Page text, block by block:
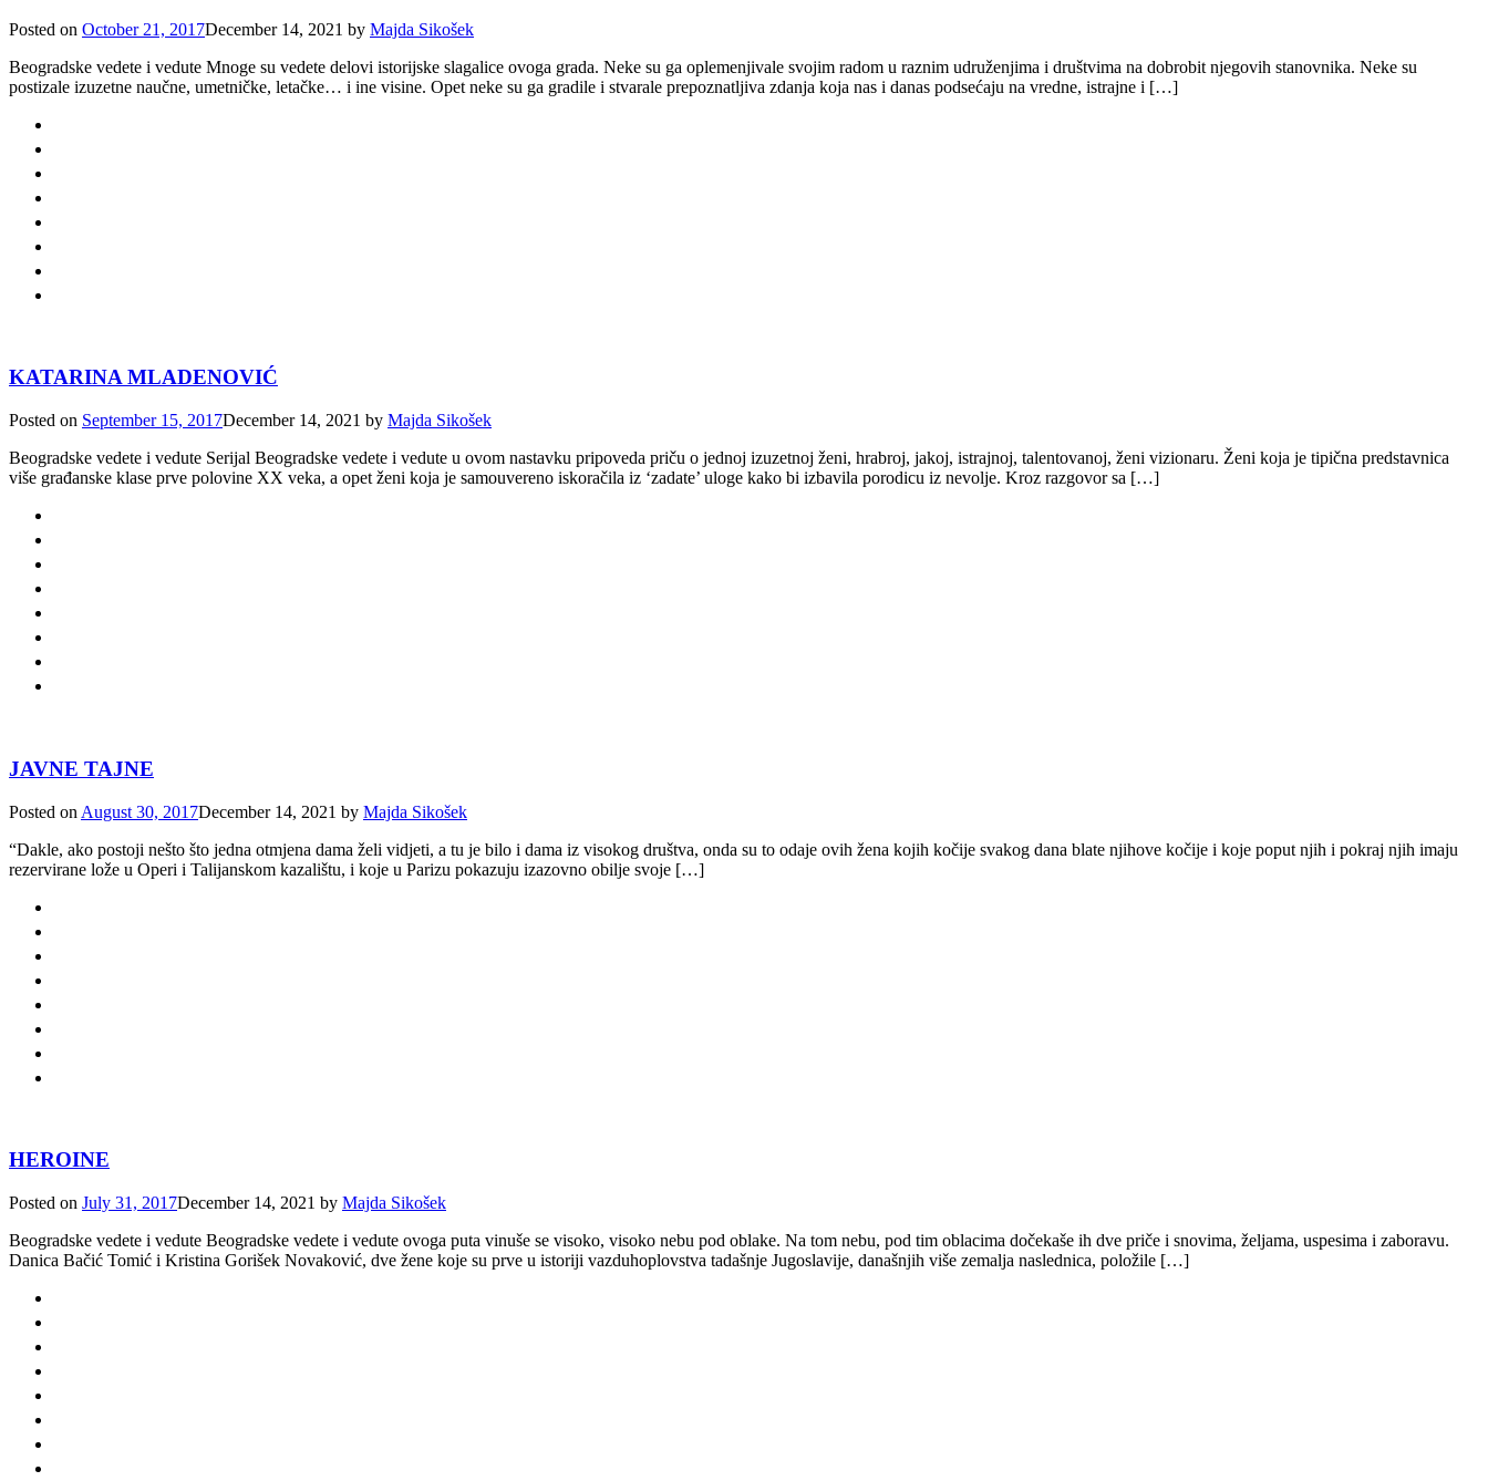
Posted on October 21, 2017December 14, 2021 by Majda Sikošek
Beogradske vedete i vedute Mnoge su vedete delovi istorijske slagalice ovoga grada. Neke su ga oplemenjivale svojim radom u raznim udruženjima i društvima na dobrobit njegovih stanovnika. Neke su
postizale izuzetne naučne, umetničke, letačke… i ine visine. Opet neke su ga gradile i stvarale prepoznatljiva zdanja koja nas i danas podsećaju na vredne, istrajne i […]
KATARINA MLADENOVIĆ
Posted on September 15, 2017December 14, 2021 by Majda Sikošek
Beogradske vedete i vedute Serijal Beogradske vedete i vedute u ovom nastavku pripoveda priču o jednoj izuzetnoj ženi, hrabroj, jakoj, istrajnoj, talentovanoj, ženi vizionaru. Ženi koja je tipična predstavnica
više građanske klase prve polovine XX veka, a opet ženi koja je samouvereno iskoračila iz ‘zadate’ uloge kako bi izbavila porodicu iz nevolje. Kroz razgovor sa […]
JAVNE TAJNE
Posted on August 30, 2017December 14, 2021 by Majda Sikošek
“Dakle, ako postoji nešto što jedna otmjena dama želi vidjeti, a tu je bilo i dama iz visokog društva, onda su to odaje ovih žena kojih kočije svakog dana blate njihove kočije i koje poput njih i pokraj njih imaju
rezervirane lože u Operi i Talijanskom kazalištu, i koje u Parizu pokazuju izazovno obilje svoje […]
HEROINE
Posted on July 31, 2017December 14, 2021 by Majda Sikošek
Beogradske vedete i vedute Beogradske vedete i vedute ovoga puta vinuše se visoko, visoko nebu pod oblake. Na tom nebu, pod tim oblacima dočekaše ih dve priče i snovima, željama, uspesima i zaboravu.
Danica Bačić Tomić i Kristina Gorišek Novaković, dve žene koje su prve u istoriji vazduhoplovstva tadašnje Jugoslavije, današnjih više zemalja naslednica, položile […]